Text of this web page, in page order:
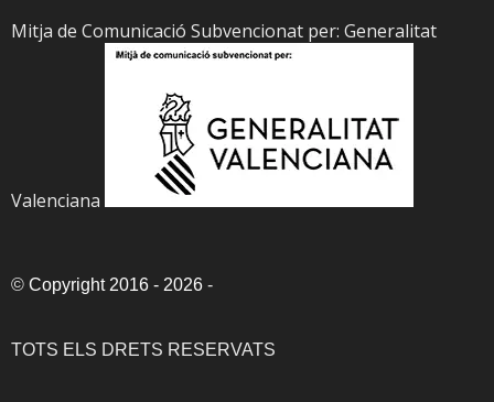
Mitja de Comunicació Subvencionat per: Generalitat
Valenciana
© Copyright 2016 - 2026 -
TOTS ELS DRETS RESERVATS